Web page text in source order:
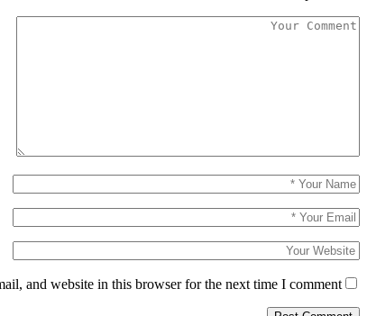
and website in this browser for the next time I comment.